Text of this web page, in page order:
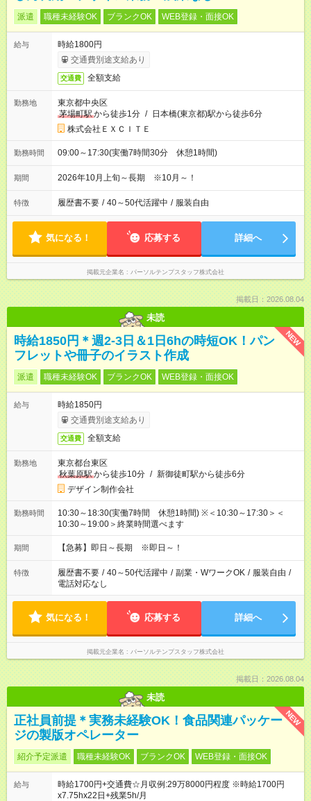
派遣 職種未経験OK ブランクOK WEB登録・面接OK
給与
時給1800円
交通費別途支給あり
交通費 全額支給
勤務地
東京都中央区
茅場町駅から徒歩1分 / 日本橋(東京都)駅から徒歩6分
株式会社ＥＸＣＩＴＥ
勤務時間 09:00～17:30(実働7時間30分 休憩1時間)
期間 2026年10月上旬～長期 ※10月～！
特徴 履歴書不要 / 40～50代活躍中 / 服装自由
気になる！ 応募する 詳細へ
掲載元企業名 パーソルテンプスタッフ株式会社
掲載日：2026.08.04
未読
NEW
時給1850円＊週2-3日＆1日6hの時短OK！パン
フレットや冊子のイラスト作成
派遣 職種未経験OK ブランクOK WEB登録・面接OK
給与
時給1850円
交通費別途支給あり
交通費 全額支給
勤務地
東京都台東区
秋葉原駅から徒歩10分 / 新御徒町駅から徒歩6分
デザイン制作会社
勤務時間
10:30～18:30(実働7時間 休憩1時間) ※＜10:30～17:30＞＜
10:30～19:00＞終業時間選べます
期間 【急募】即日～長期 ※即日～！
特徴 履歴書不要 / 40～50代活躍中 / 副業・WワークOK / 服装自由 /
電話対応なし
気になる！ 応募する 詳細へ
掲載元企業名 パーソルテンプスタッフ株式会社
掲載日：2026.08.04
未読
NEW
正社員前提＊実務未経験OK！食品関連パッケー
ジの製版オペレーター
紹介予定派遣 職種未経験OK ブランクOK WEB登録・面接OK
給与
時給1700円+交通費☆月収例:29万8000円程度 ※時給1700円
x7.75hx22日+残業5h/月